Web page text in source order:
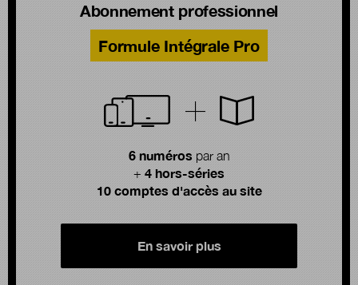
Abonnement professionnel
Formule Intégrale Pro
6 numéros par an
+ 4 hors-séries
10 comptes d'accès au site
En savoir plus